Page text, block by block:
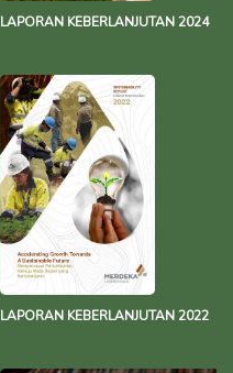
LAPORAN KEBERLANJUTAN 2024
LAPORAN KEBERLANJUTAN 2022